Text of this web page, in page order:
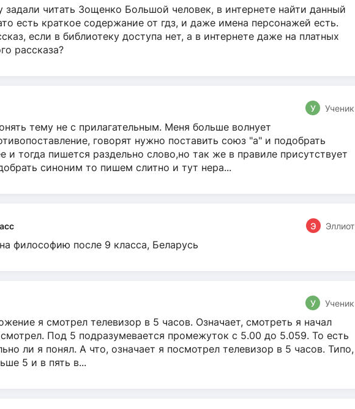
задали читать Зощенко Большой человек, в интернете найти данный
есть краткое содержание от гдз, и даже имена персонажей есть.
если в библиотеку доступа нет, а в интернете даже на платных
рассказа?
У Ученик
тему не с прилагательным. Меня больше волнует
говорят нужно поставить союз "а" и подобрать
и тогда пишется раздельно слово,но так же в правиле присутствует
синоним то пишем слитно и тут нера...
Э Эллиот
философию после 9 класса, Беларусь
У Ученик
я смотрел телевизор в 5 часов. Означает, смотреть я начал
Под 5 подразумевается промежуток с 5.00 до 5.059. То есть
ли я понял. А что, означает я посмотрел телевизор в 5 часов. Типо,
5 и в пять в...